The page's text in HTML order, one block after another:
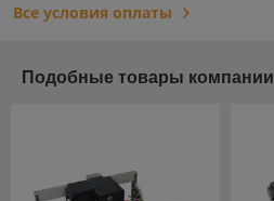
Все условия оплаты
Подобные товары компании